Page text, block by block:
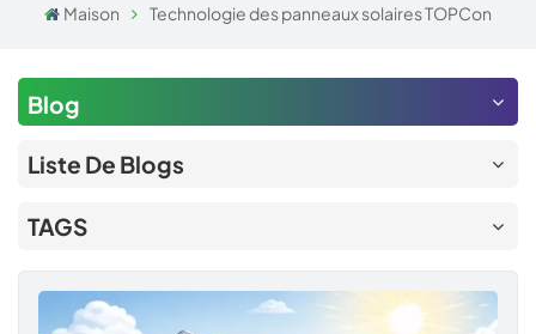
Maison Technologie des panneaux solaires TOPCon
Blog
Liste De Blogs
TAGS